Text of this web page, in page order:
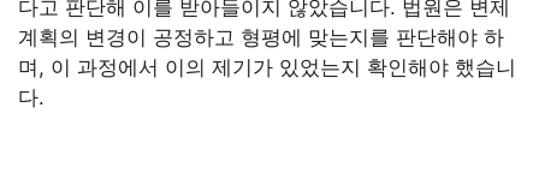
다고 판단해 이를 받아들이지 않았습니다. 법원은 변제
계획의 변경이 공정하고 형평에 맞는지를 판단해야 하
며, 이 과정에서 이의 제기가 있었는지 확인해야 했습니
다.